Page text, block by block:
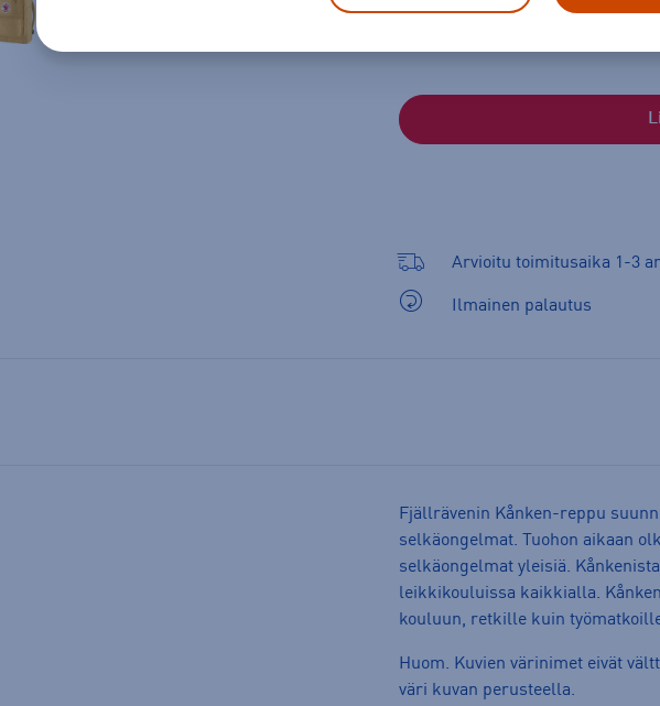
Arvioitu toimitusaika 1-3
Ilmainen palautus
Fjällrävenin Kånken-reppu
selkäongelmat. Tuohon aikaan
selkäongelmat yleisiä.
leikkikouluissa kaikkialla.
kouluun, retkille kuin
Huom. Kuvien värinimet eivät
väri kuvan perusteella.